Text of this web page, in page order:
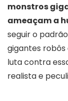
monstros
ameaçam a
seguir o
gigantes
luta contra
realista e